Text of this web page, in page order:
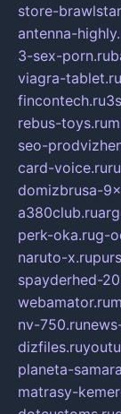
store-
antenna-
3-sex-porn.ru
viagra-tablet.ru
fincontech.ru
rebus-toys.ru
seo-
card-voice.ru
domizbrusa-
a380club.ru
perk-oka.rug-
naruto-x.ru
spayderhed-
webamator.ru
nv-750.ru
dizfiles.ru
planeta-
matrasy-